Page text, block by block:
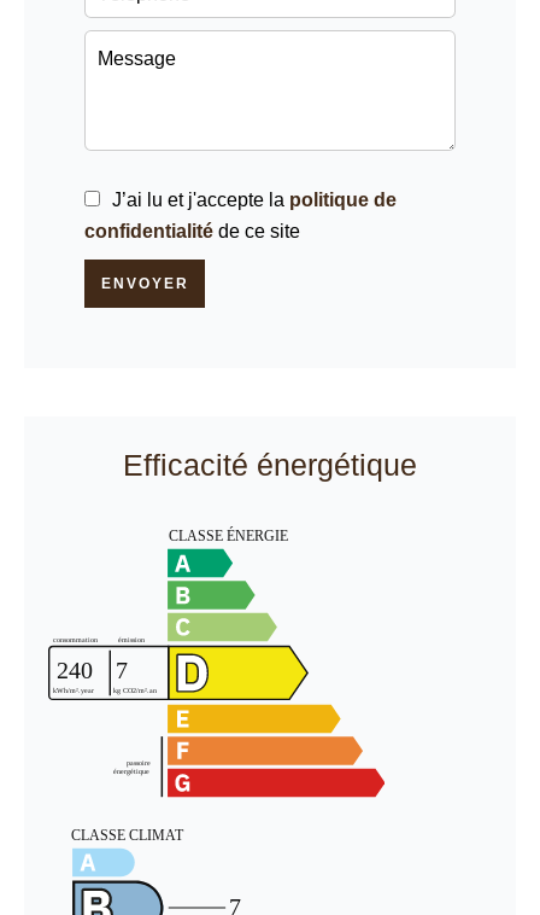
J’ai lu et j'accepte la politique de
confidentialité de ce site
ENVOYER
Efficacité énergétique